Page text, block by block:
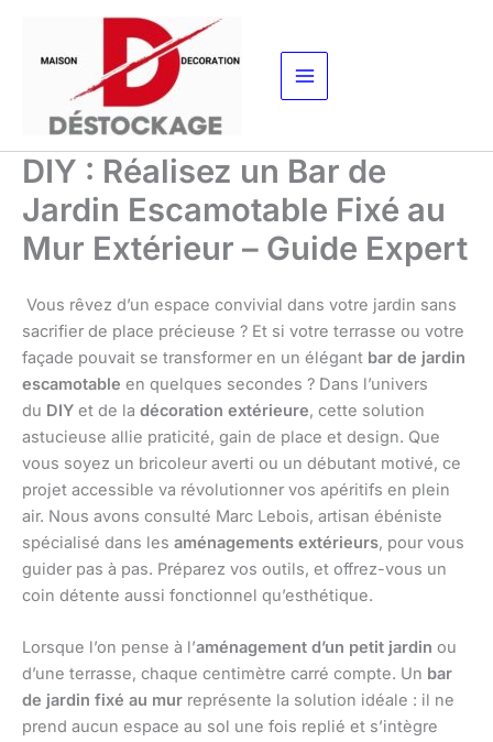
contenu
DIY : Réalisez un Bar de
Jardin Escamotable Fixé au
Mur Extérieur – Guide Expert
Vous rêvez d’un espace convivial dans votre jardin sans
sacrifier de place précieuse ? Et si votre terrasse ou votre
façade pouvait se transformer en un élégant bar de jardin
escamotable en quelques secondes ? Dans l’univers
du DIY et de la décoration extérieure, cette solution
astucieuse allie praticité, gain de place et design. Que
vous soyez un bricoleur averti ou un débutant motivé, ce
projet accessible va révolutionner vos apéritifs en plein
air. Nous avons consulté Marc Lebois, artisan ébéniste
spécialisé dans les aménagements extérieurs, pour vous
guider pas à pas. Préparez vos outils, et offrez-vous un
coin détente aussi fonctionnel qu’esthétique.
Lorsque l’on pense à l’aménagement d’un petit jardin ou
d’une terrasse, chaque centimètre carré compte. Un bar
de jardin fixé au mur représente la solution idéale : il ne
prend aucun espace au sol une fois replié et s’intègre